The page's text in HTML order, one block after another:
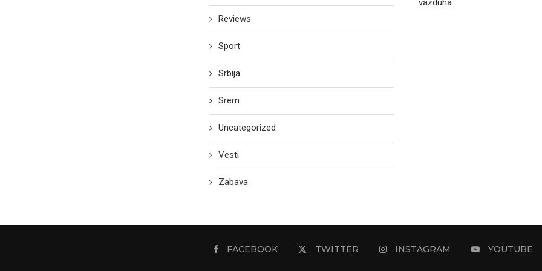
Reviews
Sport
Srbija
Srem
Uncategorized
Vesti
Zabava
vazduha
FACEBOOK TWITTER INSTAGRAM YOUTUBE